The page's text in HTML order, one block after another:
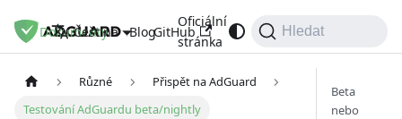
Dokumenty Blog
Oficiální
stránka
Čeština GitHub Hledat
Různé
Přispět na AdGuard
Testování AdGuardu beta/nightly
Beta
nebo